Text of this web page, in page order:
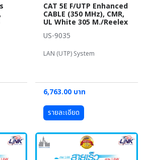
CAT 5E F/UTP Enhanced
CABLE (350 MHz), CMR,
UL White 305 M./Reelex
US-9035
LAN (UTP) System
6,763.00 บาท
รายละเอียด